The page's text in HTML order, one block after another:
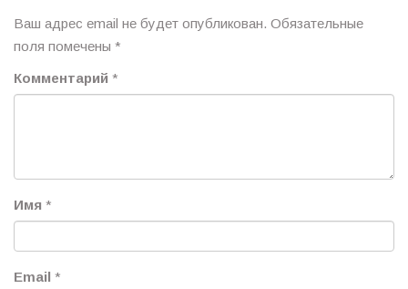
Ваш адрес email не будет опубликован. Обязательные
поля помечены *
Комментарий *
Имя *
Email *